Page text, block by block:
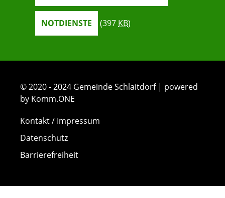
NOTDIENSTE (397 KB)
© 2020 - 2024 Gemeinde Schlaitdorf | powered
by Komm.ONE
Kontakt / Impressum
Datenschutz
Barrierefreiheit